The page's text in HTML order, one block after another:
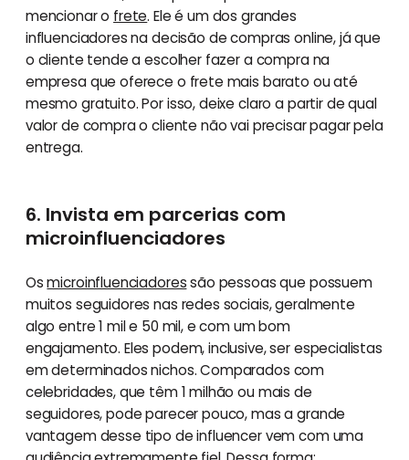
mencionar o frete. Ele é um dos grandes
influenciadores na decisão de compras online, já que
o cliente tende a escolher fazer a compra na
empresa que oferece o frete mais barato ou até
mesmo gratuito. Por isso, deixe claro a partir de qual
valor de compra o cliente não vai precisar pagar pela
entrega.
6. Invista em parcerias com
microinfluenciadores
Osmicroinfluenciadoressão pessoas que possuem
muitos seguidores nas redes sociais, geralmente
algo entre 1 mil e 50 mil, e com um bom
engajamento. Eles podem, inclusive, ser especialistas
em determinados nichos. Comparados com
celebridades, que têm 1 milhão ou mais de
seguidores, pode parecer pouco, mas a grande
vantagem desse tipo de influencer vem com uma